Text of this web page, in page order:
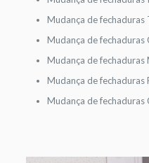
Mudança de fechaduras
Mudança de fechaduras
Mudança de
Mudança de fechaduras
Mudança de fechaduras